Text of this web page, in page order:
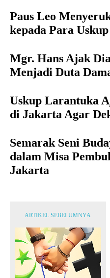
Paus Leo
kepada Para
Mgr. Hans Ajak
Menjadi Duta
Uskup Larantuka
di Jakarta Agar
Semarak Seni
dalam Misa
Jakarta
ARTIKEL SEBELUMNYA